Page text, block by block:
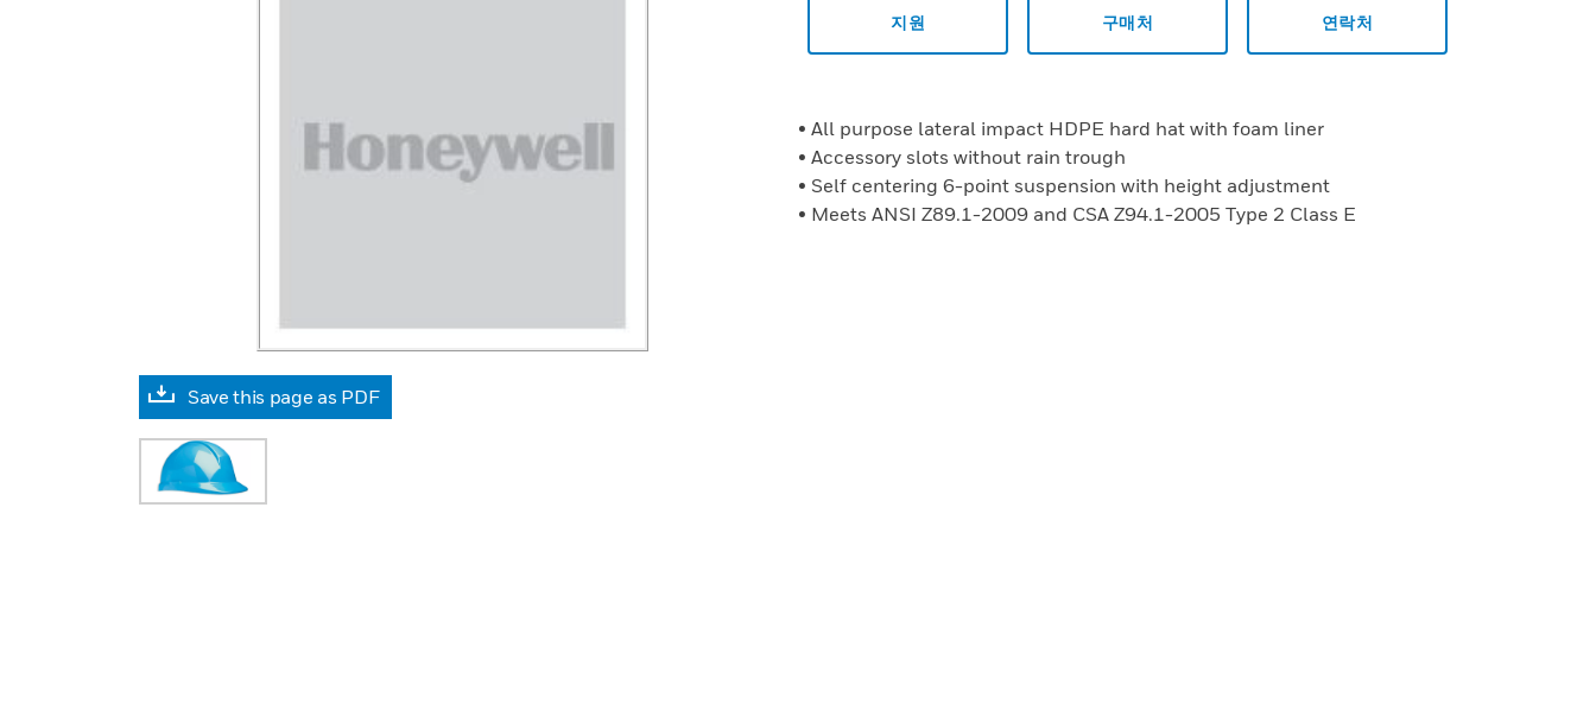
Save this page as PDF
지원 구매처 연락처
• All purpose lateral impact HDPE hard hat with foam liner
• Accessory slots without rain trough
• Self centering 6-point suspension with height adjustment
• Meets ANSI Z89.1-2009 and CSA Z94.1-2005 Type 2 Class E